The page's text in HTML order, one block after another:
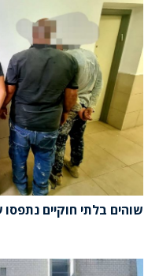
שוהים בלתי חוקיים נתפסו